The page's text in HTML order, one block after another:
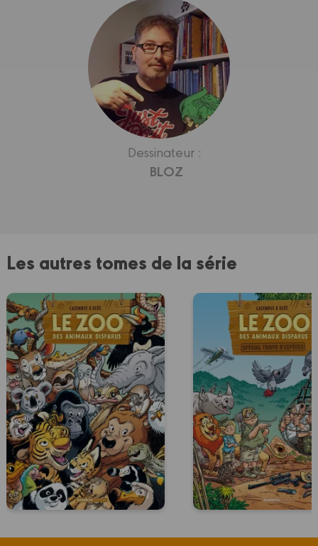
Dessinateur :
BLOZ
Les autres tomes de la série